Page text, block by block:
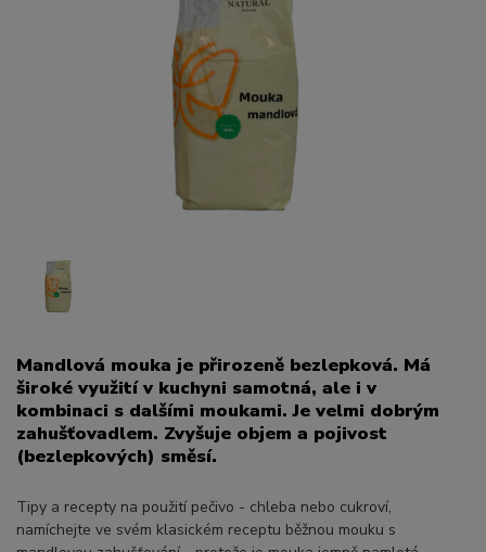
Mandlová mouka je přirozeně bezlepková. Má
široké využití v kuchyni samotná, ale i v
kombinaci s dalšími moukami. Je velmi dobrým
zahušťovadlem. Zvyšuje objem a pojivost
(bezlepkových) směsí.
Tipy a recepty na použití pečivo - chleba nebo cukroví,
namíchejte ve svém klasickém receptu běžnou mouku s